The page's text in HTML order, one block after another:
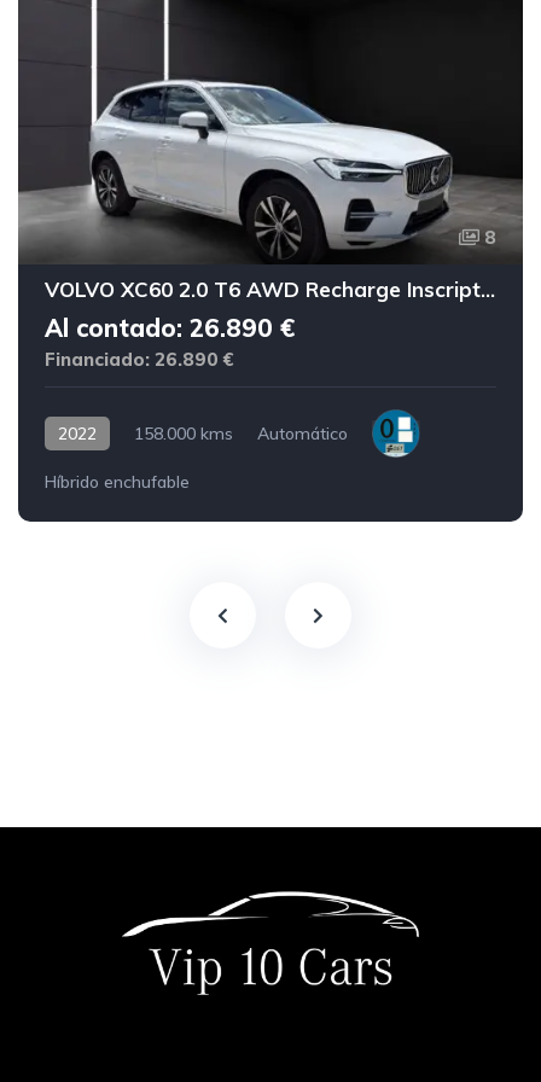
8
VOLVO XC60 2.0 T6 AWD Recharge Inscription Exp Auto
Al contado: 26.890 €
Financiado: 26.890 €
2022 158.000 kms Automático
Híbrido enchufable